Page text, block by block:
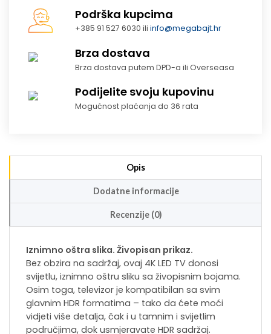
Podrška kupcima
+385 91 527 6030 iliinfo@megabajt.hr
Brza dostava
Brza dostava putem DPD-a ili Overseasa
Podijelite svoju kupovinu
Mogućnost plaćanja do 36 rata
Opis
Dodatne informacije
Recenzije (0)
Iznimno oštra slika. Živopisan prikaz.
Bez obzira na sadržaj, ovaj 4K LED TV donosi
svijetlu, iznimno oštru sliku sa živopisnim bojama.
Osim toga, televizor je kompatibilan sa svim
glavnim HDR formatima – tako da ćete moći
vidjeti više detalja, čak i u tamnim i svijetlim
područjima, dok usmjeravate HDR sadržaj.